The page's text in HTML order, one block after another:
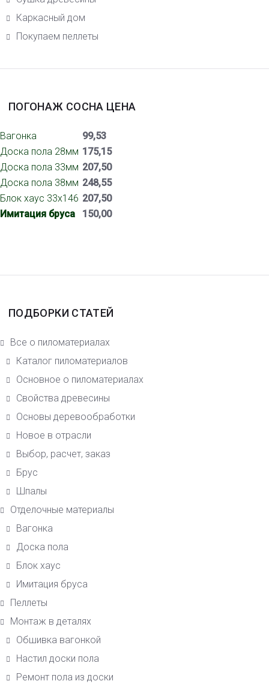
Каркасный дом
Покупаем пеллеты
ПОГОНАЖ СОСНА ЦЕНА
Вагонка
99,53
Доска пола 28мм 175,15
Доска пола 33мм 207,50
Доска пола 38мм 248,55
Блок хаус 33х146 207,50
Имитация бруса
150,00
ПОДБОРКИ СТАТЕЙ
Все о пиломатериалах
Каталог пиломатериалов
Основное о пиломатериалах
Свойства древесины
Основы деревообработки
Новое в отрасли
Выбор, расчет, заказ
Брус
Шпалы
Отделочные материалы
Вагонка
Доска пола
Блок хаус
Имитация бруса
Пеллеты
Монтаж в деталях
Обшивка вагонкой
Настил доски пола
Ремонт пола из доски